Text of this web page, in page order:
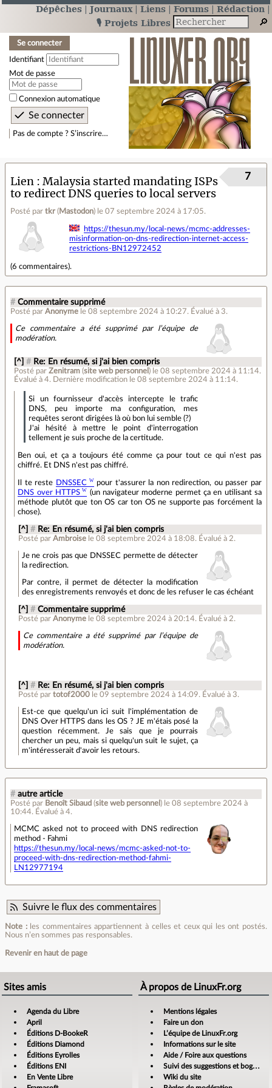
Dépêches Journaux Liens Forums
Rédaction
🎙️ Projets Libres
Se connecter
Identifiant
Mot de passe
Connexion automatique
Pas de compte ? S’inscrire…
Lien
Malaysia started mandating ISPs
to redirect DNS queries to local servers
Posté par tkr ( Mastodon) le 07 septembre 2024 à 17:05.
7
https://thesun.my/local-news/mcmc-addresses-
misinformation-on-dns-redirection-internet-access-
restrictions-BN12972452
(6 commentaires).
# Commentaire supprimé
Posté par Anonyme le 08 septembre 2024 à 10:27. Évalué à 3.
Ce commentaire a été supprimé par l’équipe de
modération.
[^] # Re: En résumé, si j'ai bien compris
Posté parZenitram (site web personnel ) le 08 septembre 2024 à 11:14.
Évalué à4. Dernière modification le 08 septembre 2024 à 11:14.
Si un fournisseur d'accès intercepte le trafic
DNS, peu importe ma configuration, mes
requêtes seront dirigées là où bon lui semble (?)
J'ai hésité à mettre le point d'interrogation
tellement je suis proche de la certitude.
Ben oui, et ça a toujours été comme ça pour tout ce qui n'est pas
chiffré. Et DNS n'est pas chiffré.
Il te reste DNSSEC
pour t'assurer la non redirection, ou passer par
DNS over HTTPS
(un navigateur moderne permet ça en utilisant sa
méthode plutôt que ton OS car ton OS ne supporte pas forcément la
chose).
[^] # Re: En résumé, si j'ai bien compris
Posté par Ambroise le 08 septembre 2024 à 18:08. Évalué à 2.
Je ne crois pas que DNSSEC permette de détecter
la redirection.
Par contre, il permet de détecter la modification
des enregistrements renvoyés et donc de les refuser le cas échéant
[^] # Commentaire supprimé
Posté par Anonyme le 08 septembre 2024 à 20:14. Évalué à 2.
Ce commentaire a été supprimé par l’équipe de
modération.
[^] # Re: En résumé, si j'ai bien compris
Posté par totof2000 le 09 septembre 2024 à 14:09. Évalué à 3.
Est-ce que quelqu'un ici suit l'implémentation de
DNS Over HTTPS dans les OS ? JE m'étais posé la
question récemment. Je sais que je pourrais
chercher un peu, mais si quelqu'un suit le sujet, ça
m'intéresserait d'avoir les retours.
# autre article
Posté par Benoît Sibaud (site web personnel ) le 08 septembre 2024 à
10:44. Évalué à 4.
MCMC asked not to proceed with DNS redirection
method - Fahmi
https://thesun.my/local-news/mcmc-asked-not-to-
proceed-with-dns-redirection-method-fahmi-
LN12977194
Suivre le flux des commentaires
Note :les commentaires appartiennent à celles et ceux qui les ont postés.
Nous n’en sommes pas responsables.
Revenir en haut de page
Sites amis
Agenda du Libre
April
Éditions D-BookeR
Éditions Diamond
Éditions Eyrolles
Éditions ENI
En Vente Libre
À propos de LinuxFr.org
Mentions légales
Faire un don
L’équipe de LinuxFr.org
Informations sur le site
Aide / Foire aux questions
Suivi des suggestions et bogues
Wiki du site